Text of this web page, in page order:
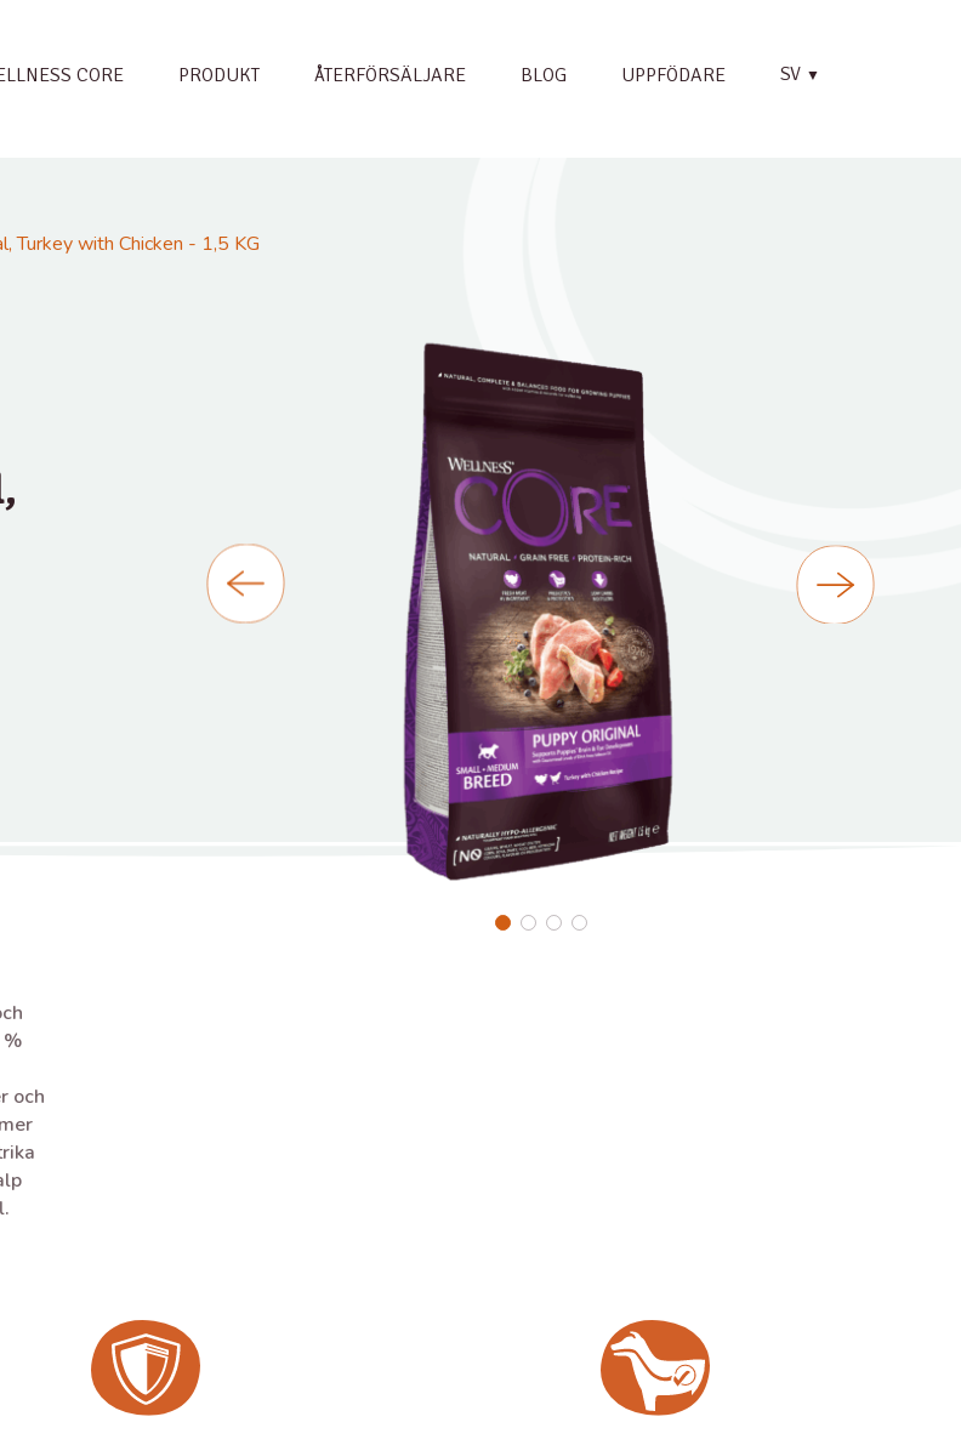
CORE PRODUKT ÅTERFÖRSÄLJARE BLOG UPPFÖDARE SV ▼
Turkey with Chicken - 1,5 KG
och